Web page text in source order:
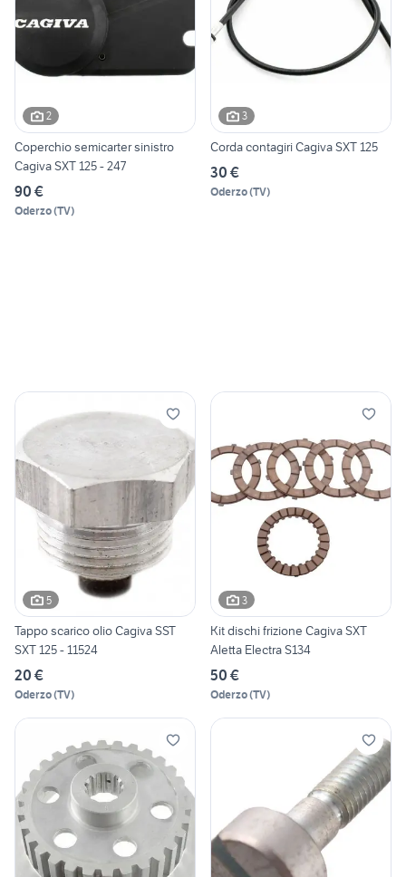
2
Coperchio semicarter sinistro
Cagiva SXT 125 - 247
90 €
Oderzo(TV)
3
Corda contagiri Cagiva SXT 125
30 €
Oderzo(TV)
5
Tappo scarico olio Cagiva SST
SXT 125 - 11524
20 €
Oderzo(TV)
3
Kit dischi frizione Cagiva SXT
Aletta Electra S134
50 €
Oderzo(TV)